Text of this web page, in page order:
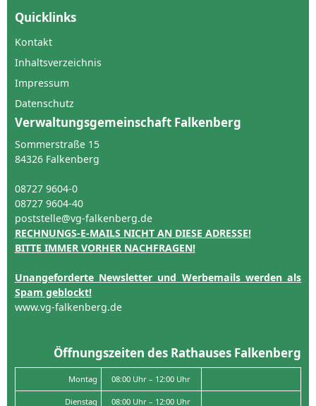
Quicklinks
Kontakt
Inhaltsverzeichnis
Impressum
Datenschutz
Verwaltungsgemeinschaft Falkenberg
Sommerstraße 15
84326 Falkenberg
08727 9604-0
08727 9604-40
poststelle@vg-falkenberg.de
RECHNUNGS-E-MAILS NICHT AN DIESE ADRESSE!
BITTE IMMER VORHER NACHFRAGEN!
Unangeforderte Newsletter und Werbemails werden als
Spam geblockt!
www.vg-falkenberg.de
Öffnungszeiten des Rathauses Falkenberg
Montag 08:00 Uhr – 12:00 Uhr
Dienstag 08:00 Uhr – 12:00 Uhr